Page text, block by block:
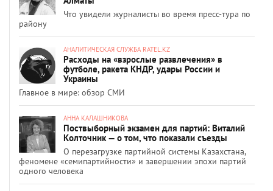
Что увидели журналисты во время пресс-тура по
району
АНАЛИТИЧЕСКАЯ СЛУЖБА RATEL.KZ
Расходы на «взрослые развлечения» в
футболе, ракета КНДР, удары России и
Украины
Главное в мире: обзор СМИ
АННА КАЛАШНИКОВА
Поствыборный экзамен для партий: Виталий
Колточник — о том, что показали съезды
О перезагрузке партийной системы Казахстана,
феномене «семипартийности» и завершении эпохи партий
одного человека